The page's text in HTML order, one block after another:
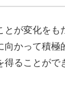
とが変化をも
向かって積極
得ることがで